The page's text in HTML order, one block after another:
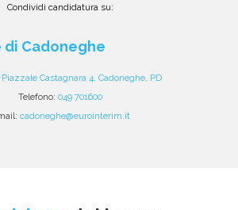
Condividi candidatura su:
di Cadoneghe
Piazzale Castagnara 4, Cadoneghe, PD
Telefono: 049 701600
cadoneghe@eurointerim.it